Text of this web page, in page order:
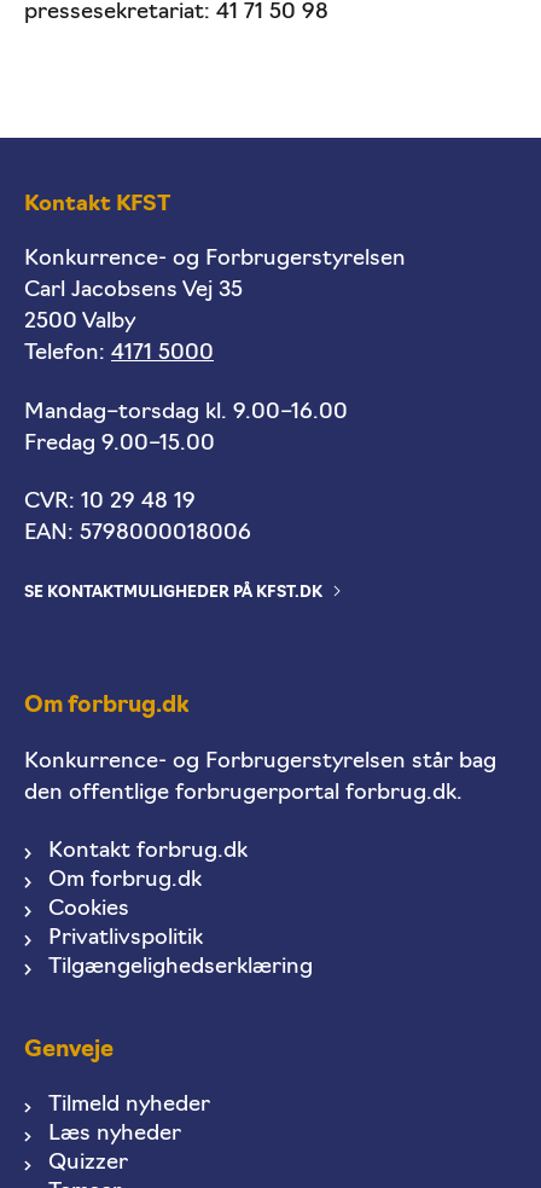
pressesekretariat: 41 71 50 98
Kontakt KFST
Konkurrence- og Forbrugerstyrelsen
Carl Jacobsens Vej 35
2500 Valby
Telefon: 4171 5000
Mandag–torsdag kl. 9.00–16.00
Fredag 9.00–15.00
CVR: 10 29 48 19
EAN: 5798000018006
SE KONTAKTMULIGHEDER PÅ KFST.DK
Om forbrug.dk
Konkurrence- og Forbrugerstyrelsen står bag
den offentlige forbrugerportal forbrug.dk.
Kontakt forbrug.dk
Om forbrug.dk
Cookies
Privatlivspolitik
Tilgængelighedserklæring
Genveje
Tilmeld nyheder
Læs nyheder
Quizzer